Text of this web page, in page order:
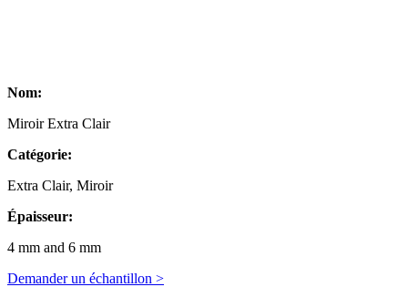
Nom:
Miroir Extra Clair
Catégorie:
Extra Clair, Miroir
Épaisseur:
4 mm and 6 mm
Demander un échantillon >